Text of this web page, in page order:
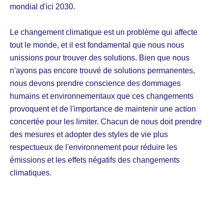
mondial d'ici 2030.
Le changement climatique est un problème qui affecte
tout le monde, et il est fondamental que nous nous
unissions pour trouver des solutions. Bien que nous
n'ayons pas encore trouvé de solutions permanentes,
nous devons prendre conscience des dommages
humains et environnementaux que ces changements
provoquent et de l'importance de maintenir une action
concertée pour les limiter. Chacun de nous doit prendre
des mesures et adopter des styles de vie plus
respectueux de l'environnement pour réduire les
émissions et les effets négatifs des changements
climatiques.